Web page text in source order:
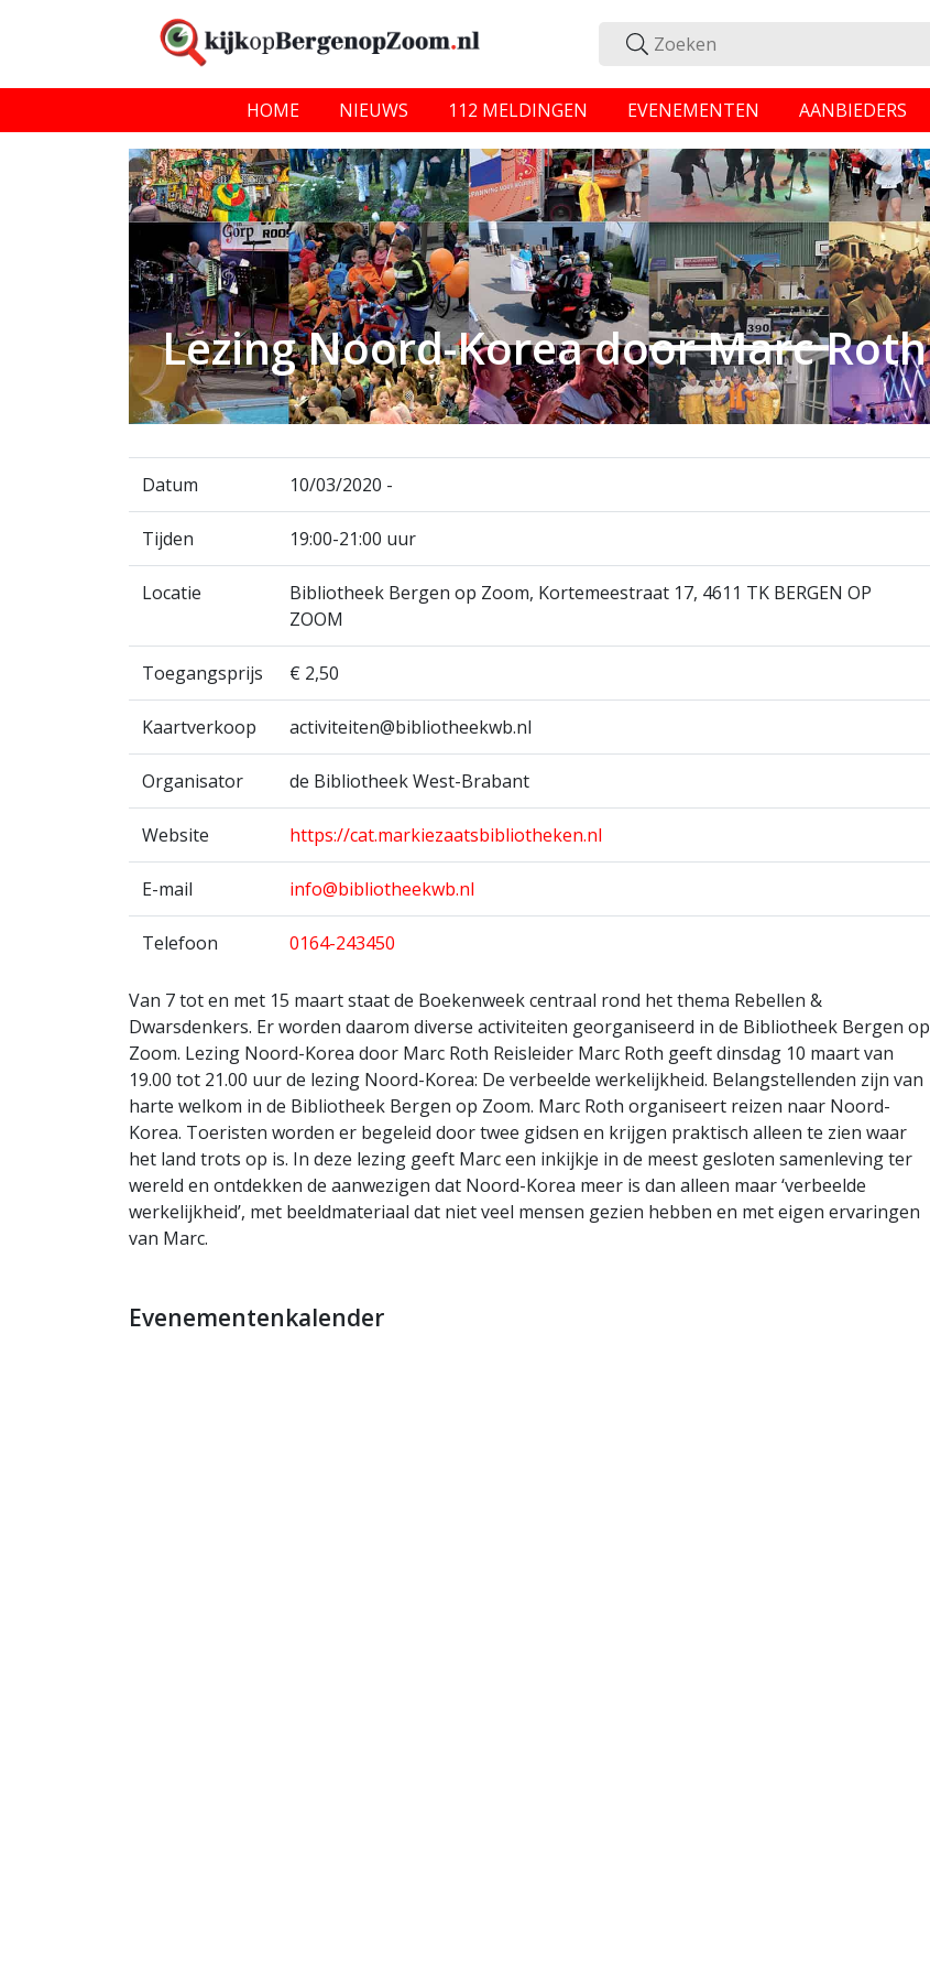
HOME NIEUWS 112 MELDINGEN EVENEMENTEN AANBIEDERS
Lezing Noord-Korea door Marc Roth
Datum 10/03/2020 -
Tijden 19:00-21:00 uur
Locatie
Bibliotheek Bergen op Zoom, Kortemeestraat 17, 4611 TK BERGEN OP
ZOOM
Toegangsprijs € 2,50
Kaartverkoop activiteiten@bibliotheekwb.nl
Organisator de Bibliotheek West-Brabant
Website https://cat.markiezaatsbibliotheken.nl
E-mail info@bibliotheekwb.nl
Telefoon 0164-243450
Van 7 tot en met 15 maart staat de Boekenweek centraal rond het thema Rebellen &
Dwarsdenkers. Er worden daarom diverse activiteiten georganiseerd in de Bibliotheek Bergen op
Zoom. Lezing Noord-Korea door Marc Roth Reisleider Marc Roth geeft dinsdag 10 maart van
19.00 tot 21.00 uur de lezing Noord-Korea: De verbeelde werkelijkheid. Belangstellenden zijn van
harte welkom in de Bibliotheek Bergen op Zoom. Marc Roth organiseert reizen naar Noord-
Korea. Toeristen worden er begeleid door twee gidsen en krijgen praktisch alleen te zien waar
het land trots op is. In deze lezing geeft Marc een inkijkje in de meest gesloten samenleving ter
wereld en ontdekken de aanwezigen dat Noord-Korea meer is dan alleen maar ‘verbeelde
werkelijkheid’, met beeldmateriaal dat niet veel mensen gezien hebben en met eigen ervaringen
van Marc.
Evenementenkalender